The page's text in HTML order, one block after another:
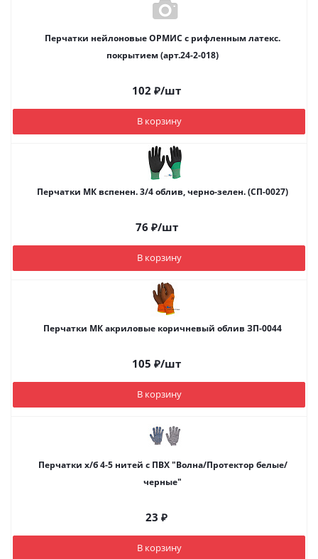
Перчатки нейлоновые ОРМИС с рифленным латекс.
покрытием (арт.24-2-018)
102 ₽/шт
В корзину
Перчатки МК вспенен. 3/4 облив, черно-зелен. (СП-0027)
76 ₽/шт
В корзину
Перчатки МК акриловые коричневый облив ЗП-0044
105 ₽/шт
В корзину
Перчатки х/б 4-5 нитей с ПВХ "Волна/Протектор белые/
черные"
23 ₽
В корзину